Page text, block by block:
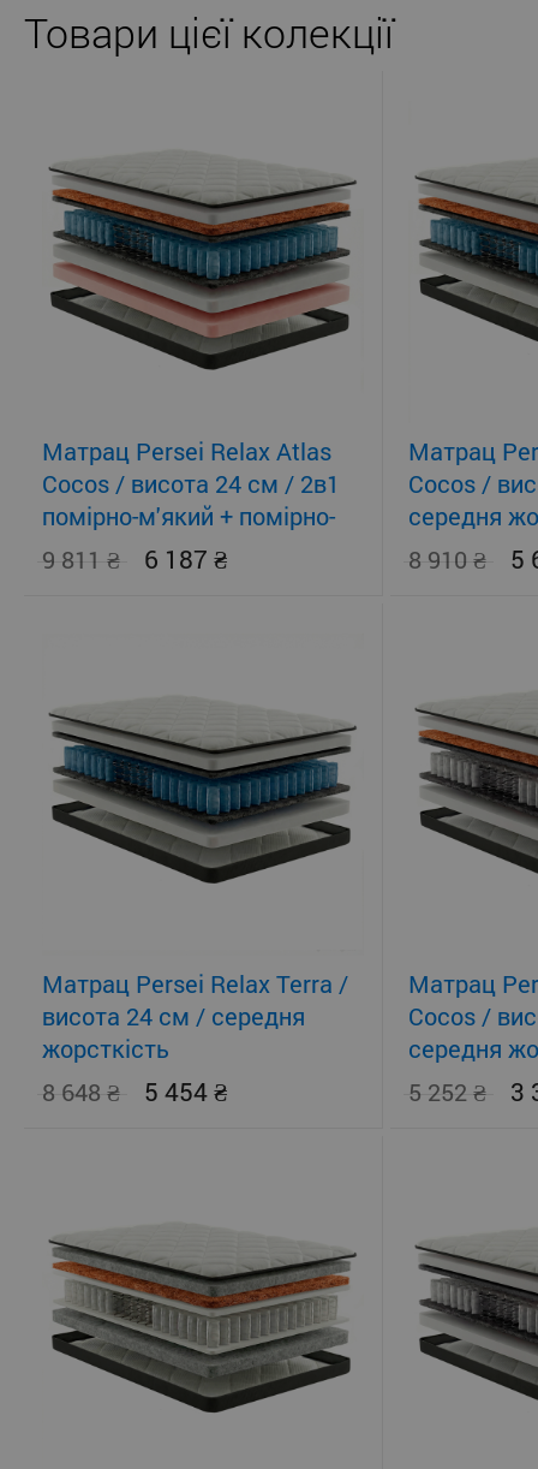
Товари цієї колекції
Матрац Persei Relax Atlas
Cocos / висота 24 см / 2в1
помірно-м'який + помірно-
жорсткий
9 811 6 187
Матрац
Cocos /
середня
помірно-
8 910 5
Матрац Persei Relax Terra /
висота 24 см / середня
жорсткість
8 648
5 454
Матрац
Cocos /
середня
помірно-
5 252 3